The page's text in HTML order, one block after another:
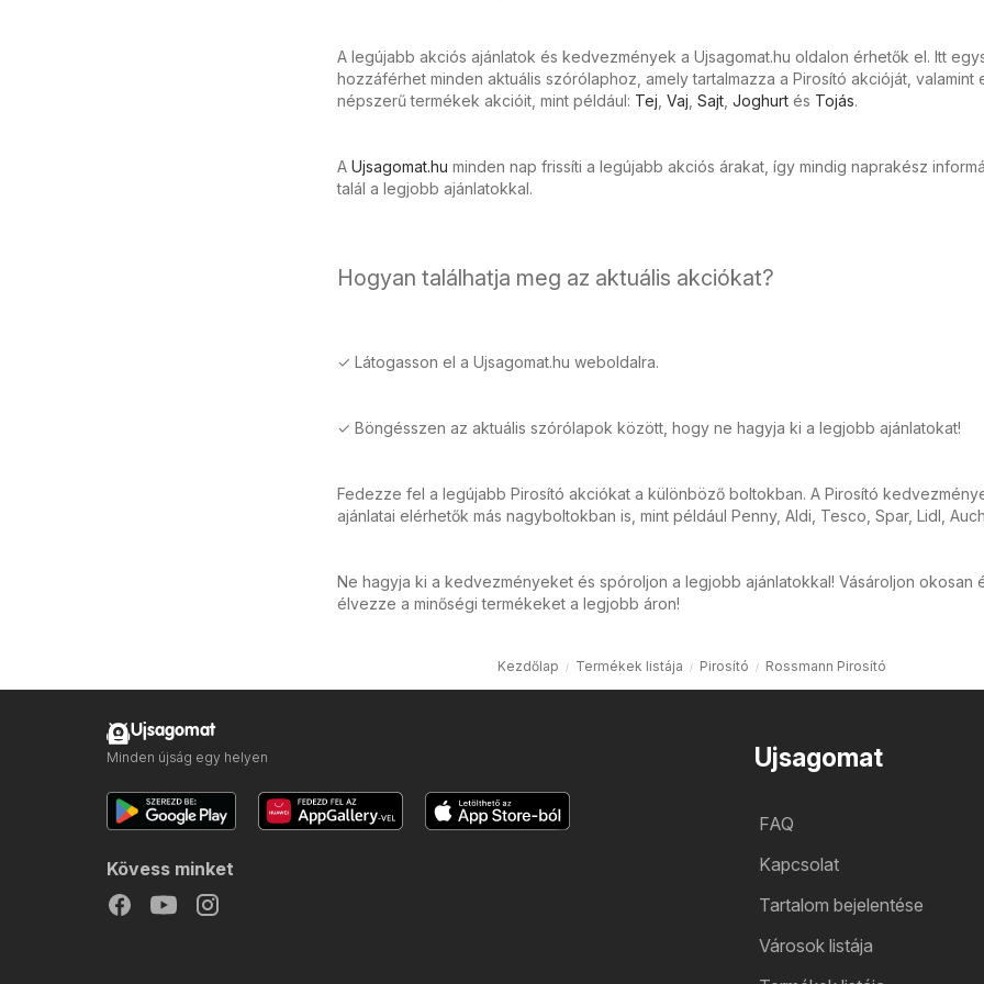
A legújabb akciós ajánlatok és kedvezmények a Ujsagomat.hu oldalon érhetők el. Itt
hozzáférhet minden aktuális szórólaphoz, amely tartalmazza a Pirosító akcióját, valamint
népszerű termékek akcióit, mint például: Tej Vaj Sajt Joghurt és Tojás.
A Ujsagomat.hu minden nap frissíti a legújabb akciós árakat, így mindig naprakész
talál a legjobb ajánlatokkal.
Hogyan találhatja meg az aktuális akciókat?
✓ Látogasson el a Ujsagomat.hu weboldalra.
✓ Böngésszen az aktuális szórólapok között, hogy ne hagyja ki a legjobb ajánlatokat!
Fedezze fel a legújabb Pirosító akciókat a különböző boltokban. A Pirosító
ajánlatai elérhetők más nagyboltokban is, mint például Penny, Aldi, Tesco, Spar, Lidl,
Ne hagyja ki a kedvezményeket és spóroljon a legjobb ajánlatokkal! Vásároljon okosan
élvezze a minőségi termékeket a legjobb áron!
Kezdőlap Termékek listája Pirosító Rossmann Pirosító
Ujsagomat
FAQ
Kapcsolat
Tartalom bejelentése
Városok listája
Ujsagomat
Minden újság egy helyen
Kövess minket